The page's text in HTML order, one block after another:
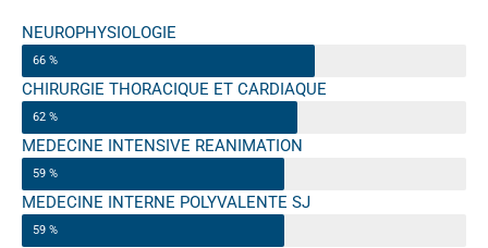
NEUROPHYSIOLOGIE
66 %
CHIRURGIE THORACIQUE ET CARDIAQUE
62 %
MEDECINE INTENSIVE REANIMATION
59 %
MEDECINE INTERNE POLYVALENTE SJ
59 %